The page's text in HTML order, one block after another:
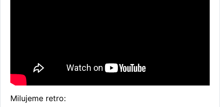
Milujeme retro: